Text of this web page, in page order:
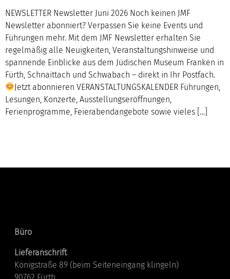
NEWSLETTER Newsletter Juni 2026 Noch keinen JMF
Newsletter abonniert? Verpassen Sie keine Events und
Führungen mehr. Mit dem JMF Newsletter erhalten Sie
regelmäßig alle Neuigkeiten, Veranstaltungshinweise und
spannende Einblicke aus dem Jüdischen Museum Franken in
Fürth, Schnaittach und Schwabach – direkt in Ihr Postfach.
Jetzt abonnieren VERANSTALTUNGSKALENDER Führungen,
Lesungen, Konzerte, Ausstellungseröffnungen,
Ferienprogramme, Feierabendangebote sowie vieles […]
Büro
Lieferanschrift
Königstraße 89 (beim Seiteneingang klingeln)